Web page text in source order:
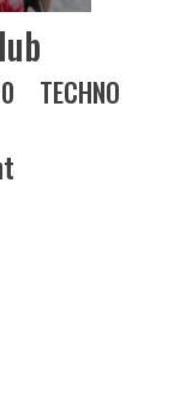
TECHNO